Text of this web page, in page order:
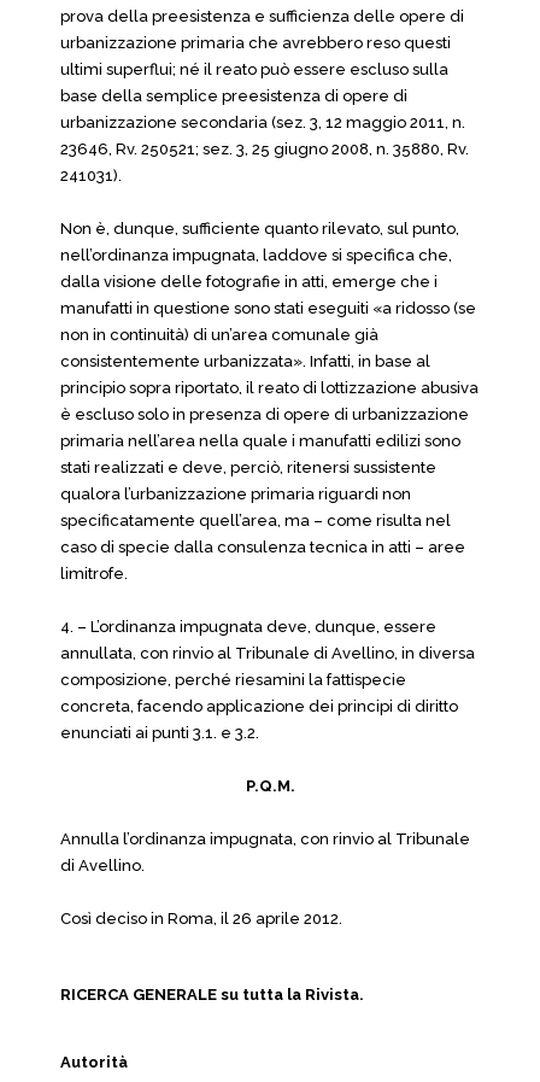
prova della preesistenza e sufficienza delle opere di
urbanizzazione primaria che avrebbero reso questi
ultimi superflui; né il reato può essere escluso sulla
base della semplice preesistenza di opere di
urbanizzazione secondaria (sez. 3, 12 maggio 2011, n.
23646, Rv. 250521; sez. 3, 25 giugno 2008, n. 35880, Rv.
241031).
Non è, dunque, sufficiente quanto rilevato, sul punto,
nell’ordinanza impugnata, laddove si specifica che,
dalla visione delle fotografie in atti, emerge che i
manufatti in questione sono stati eseguiti «a ridosso (se
non in continuità) di un’area comunale già
consistentemente urbanizzata». Infatti, in base al
principio sopra riportato, il reato di lottizzazione abusiva
è escluso solo in presenza di opere di urbanizzazione
primaria nell’area nella quale i manufatti edilizi sono
stati realizzati e deve, perciò, ritenersi sussistente
qualora l’urbanizzazione primaria riguardi non
specificatamente quell’area, ma – come risulta nel
caso di specie dalla consulenza tecnica in atti – aree
limitrofe.
4. – L’ordinanza impugnata deve, dunque, essere
annullata, con rinvio al Tribunale di Avellino, in diversa
composizione, perché riesamini la fattispecie
concreta, facendo applicazione dei principi di diritto
enunciati ai punti 3.1. e 3.2.
P.Q.M.
Annulla l’ordinanza impugnata, con rinvio al Tribunale
di Avellino.
Così deciso in Roma, il 26 aprile 2012.
RICERCA GENERALE su tutta la Rivista.
Autorità